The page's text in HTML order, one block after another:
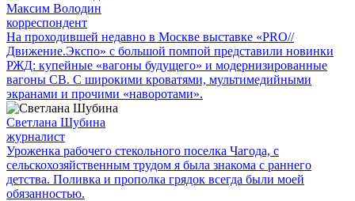
Максим Володин
корреспондент
На проходившей недавно в Мос­кве выставке «PRO//
Движение.Экспо» с большой помпой представили новинки
РЖД: купейные «вагоны будущего» и модернизированные
вагоны СВ. С широкими кроватями, мультимедийными
экранами и прочими «наворотами».
Светлана Шубина
журналист
Уроженка рабочего стекольного поселка Чагода, с
сельскохозяйственным трудом я была знакома с раннего
детства. Поливка и прополка грядок всегда были моей
обязанностью.